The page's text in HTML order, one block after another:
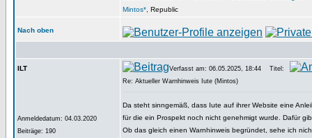
Mintos* , Republic
Nach oben
ILT
Anmeldedatum: 04.03.2020
Beiträge: 190
Verfasst am: 06.05.2025, 18:44
Titel:
Re: Aktueller Warnhinweis Iute (Mintos)
Da steht sinngemäß, dass Iute auf ihrer Website eine
für die ein Prospekt noch nicht genehmigt wurde. Dafür
Ob das gleich einen Warnhinweis begründet, sehe ich